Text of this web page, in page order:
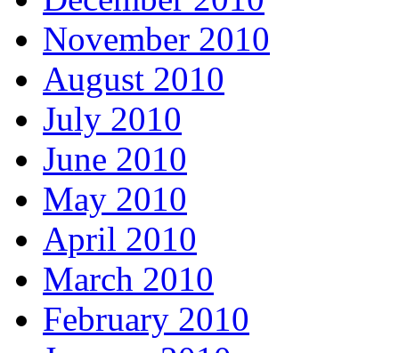
November 2010
August 2010
July 2010
June 2010
May 2010
April 2010
March 2010
February 2010